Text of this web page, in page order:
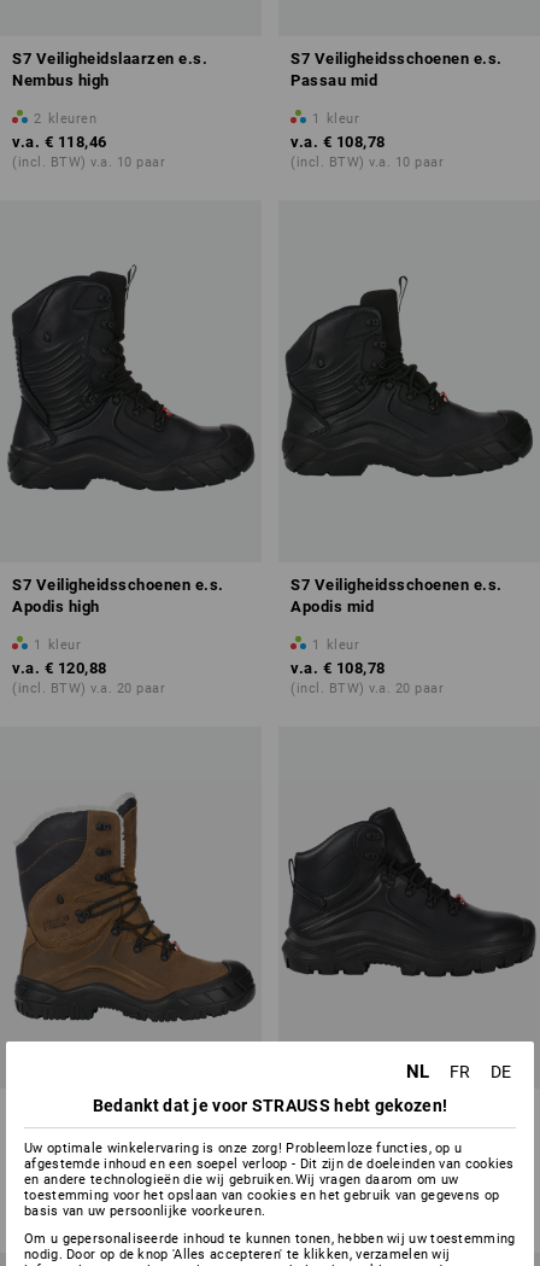
S7 Veiligheidslaarzen e.s.
Nembus high
2 kleuren
v.a. € 118,46
(incl. BTW) v.a. 10 paar
S7 Veiligheidsschoenen e.s.
Passau mid
1 kleur
v.a. € 108,78
(incl. BTW) v.a. 10 paar
S7 Veiligheidsschoenen e.s.
Apodis high
1 kleur
v.a. € 120,88
(incl. BTW) v.a. 20 paar
S7 Veiligheidsschoenen e.s.
Apodis mid
1 kleur
v.a. € 108,78
(incl. BTW) v.a. 20 paar
S7 Veiligheidslaarzen e.s.
Okomu high
2 kleuren
v.a. € 131,77
(incl. BTW) v.a. 20 paar
S7 Veiligheidsschoenen e.s.
Cebus mid
1 kleur
v.a. € 132,98
NL FR
DE
Bedankt dat je voor STRAUSS hebt gekozen!
Uw optimale winkelervaring is onze zorg! Probleemloze functies, op u
afgestemde inhoud en een soepel verloop - Dit zijn de doeleinden van cookies
en andere technologieën die wij gebruiken.Wij vragen daarom om uw
toestemming voor het opslaan van cookies en het gebruik van gegevens op
basis van uw persoonlijke voorkeuren.
Om u gepersonaliseerde inhoud te kunnen tonen, hebben wij uw toestemming
nodig. Door op de knop 'Alles accepteren' te klikken, verzamelen wij